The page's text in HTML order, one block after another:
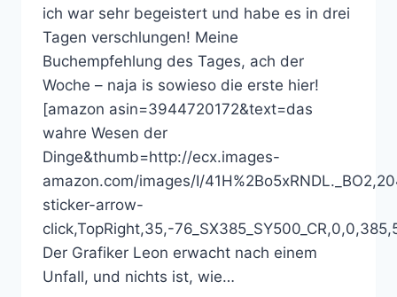
ich war sehr begeistert und habe es in drei
Tagen verschlungen! Meine
Buchempfehlung des Tages, ach der
Woche – naja is sowieso die erste hier!
[amazon asin=3944720172&text=das
wahre Wesen der
Dinge&thumb=http://ecx.images-
amazon.com/images/I/
sticker-arrow-
click,TopRight,35,-
Der Grafiker Leon erwacht nach einem
Unfall, und nichts ist, wie…